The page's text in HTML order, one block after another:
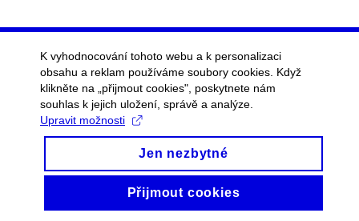
K vyhodnocování tohoto webu a k personalizaci
obsahu a reklam používáme soubory cookies. Když
klikněte na „přijmout cookies", poskytnete nám
souhlas k jejich uložení, správě a analýze.
Upravit možnosti
Jen nezbytné
Přijmout cookies